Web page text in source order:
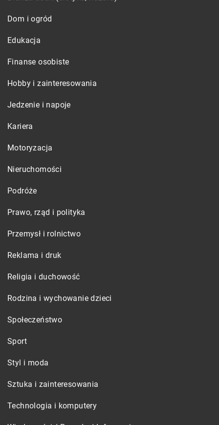
Dom i ogród
Edukacja
Finanse osobiste
Hobby i zainteresowania
Jedzenie i napoje
Kariera
Motoryzacja
Nieruchomości
Podróże
Prawo, rząd i polityka
Przemysł i rolnictwo
Reklama i druk
Religia i duchowość
Rodzina i wychowanie dzieci
Społeczeństwo
Sport
Styl i moda
Sztuka i zainteresowania
Technologia i komputery